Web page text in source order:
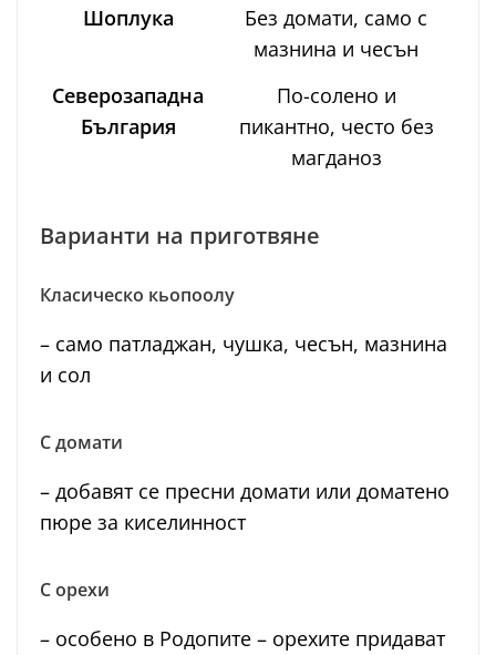
Шоплука
Без домати, само с
мазнина и чесън
Северозападна
България
По-солено и
пикантно, често без
магданоз
Варианти на приготвяне
Класическо кьопоолу
– само патладжан, чушка, чесън, мазнина
и сол
С домати
– добавят се пресни домати или доматено
пюре за киселинност
С орехи
– особено в Родопите – орехите придават